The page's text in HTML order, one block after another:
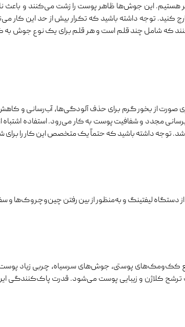
هستیم. این جوش‌ها ظاهر پوست را زشت می‌کنند و باعث
کنید. توجه داشته باشید که تکرار بیش از حد این کار
که شامل چند قلم است و هر قلم برای یک نوع جوش به
صورت از بخور گرم برای حذف آلودگی‌ها، آب‌رسانی و
مجدد و شفافیت پوست به کار می‌رود. استفاده اشتباه
توجه داشته باشید که حتماً یک متخصص این کار را برای
دستگاه لیفتینگ و به‌منظور از بین رفتن
رفع کک‌ومک‌های پوستی، جوش‌های سرسیاه، چربی زیاد
کلاژن و زیبایی پوست می‌شود. قدرت پاک‌کنندگی این